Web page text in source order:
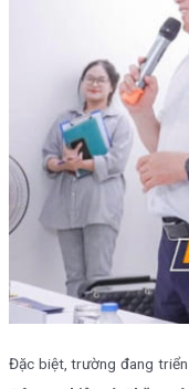
Đặc biệt, trường đang triển